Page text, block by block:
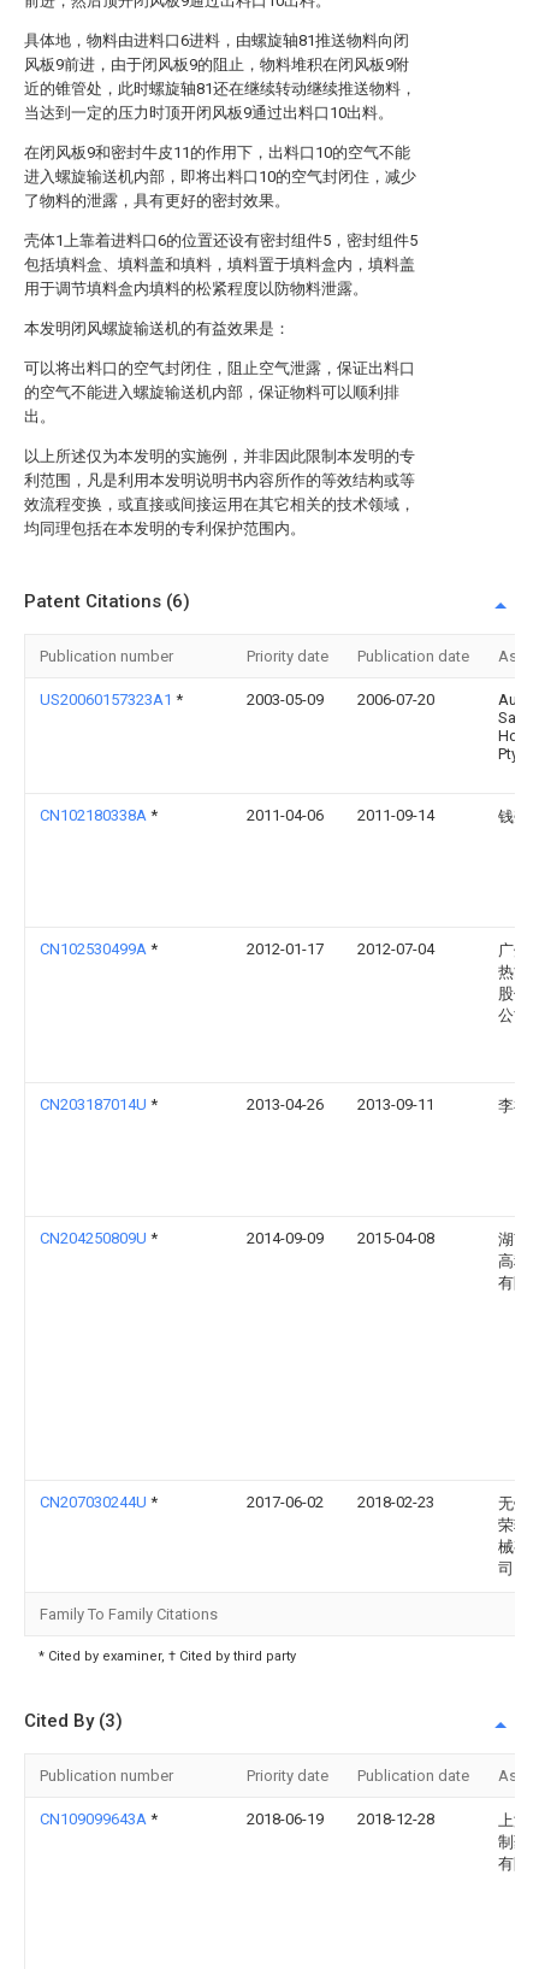
具体地，物料由进料口6进料，由螺旋轴81推送物料向闭
风板9前进，由于闭风板9的阻止，物料堆积在闭风板9附
近的锥管处，此时螺旋轴81还在继续转动继续推送物料，
当达到一定的压力时顶开闭风板9通过出料口10出料。
在闭风板9和密封牛皮11的作用下，出料口10的空气不能
进入螺旋输送机内部，即将出料口10的空气封闭住，减少
了物料的泄露，具有更好的密封效果。
壳体1上靠着进料口6的位置还设有密封组件5，密封组件5
包括填料盒、填料盖和填料，填料置于填料盒内，填料盖
用于调节填料盒内填料的松紧程度以防物料泄露。
本发明闭风螺旋输送机的有益效果是：
可以将出料口的空气封闭住，阻止空气泄露，保证出料口
的空气不能进入螺旋输送机内部，保证物料可以顺利排
出。
以上所述仅为本发明的实施例，并非因此限制本发明的专
利范围，凡是利用本发明说明书内容所作的等效结构或等
效流程变换，或直接或间接运用在其它相关的技术领域，
均同理包括在本发明的专利保护范围内。
Patent Citations (6)
Publication number Priority date Publication date
US20060157323A1 * 2003-05-09 2006-07-20
Auger
Safe
Pty
CN102180338A * 2011-04-06 2011-09-14 钱尧
CN102530499A * 2012-01-17 2012-07-04
广州
热能
股份
公司
CN203187014U * 2013-04-26 2013-09-11 李祥
CN204250809U * 2014-09-09 2015-04-08
湖南
高科
有限
CN207030244U * 2017-06-02 2018-02-23
无锡
荣输
械有
司
Family To Family Citations
* Cited by examiner, † Cited by third party
Cited By (3)
Publication number Priority date Publication date
CN109099643A * 2018-06-19 2018-12-28
上海
制药
有限